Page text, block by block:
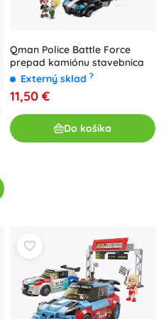
Qman Police Battle Force
prepad kamiónu stavebnica
Externý sklad ?
11,50 €
Do košíka